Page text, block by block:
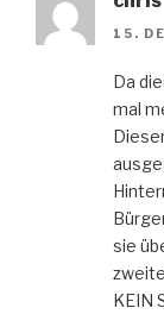
15.
Da
mal
sie
KEIN